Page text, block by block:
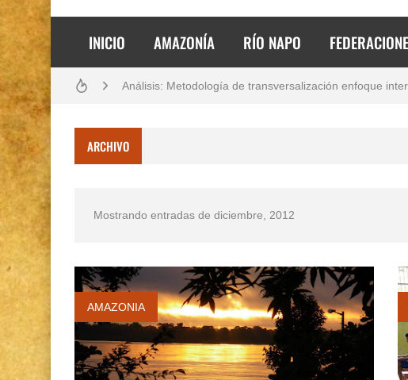
INICIO AMAZONÍA RÍO NAPO
Análisis: Metodología de transversalización enfoque
Creación del distrito del Napo - Perú - repasemos un
Boletín BOLPER - Nro. 12 - del 30 de mayo de 2023
ARCHIVO
Mostrando entradas de diciembre, 2012
AMAZONIA